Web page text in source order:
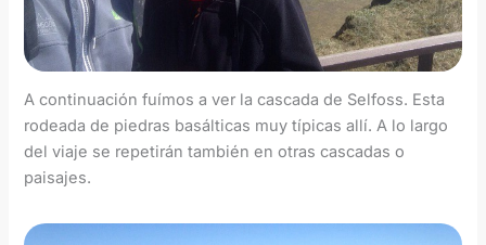
A continuación fuímos a ver la cascada de Selfoss. Esta
rodeada de piedras basálticas muy típicas allí. A lo largo
del viaje se repetirán también en otras cascadas o
paisajes.